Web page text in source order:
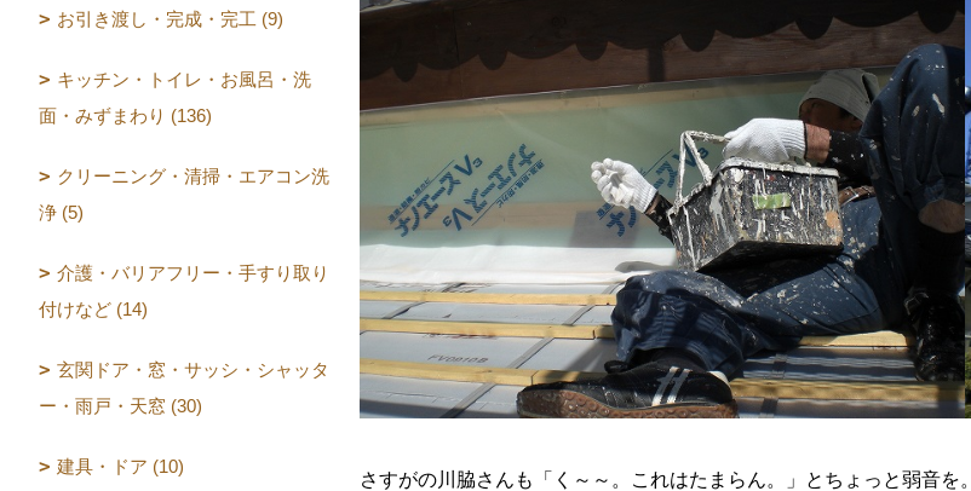
さすがの川脇さんも「く～～。これはたまらん。」とちょっと弱音を。
お引き渡し・完成・完工 (9)
キッチン・トイレ・お風呂・洗
面・みずまわり (136)
クリーニング・清掃・エアコン洗
浄 (5)
介護・バリアフリー・手すり取り
付けなど (14)
玄関ドア・窓・サッシ・シャッタ
ー・雨戸・天窓 (30)
建具・ドア (10)